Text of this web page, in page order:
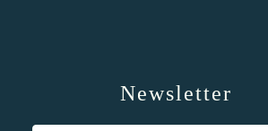
Newsletter